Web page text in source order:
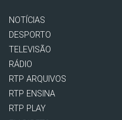
NOTÍCIAS
DESPORTO
TELEVISÃO
RÁDIO
RTP ARQUIVOS
RTP ENSINA
RTP PLAY